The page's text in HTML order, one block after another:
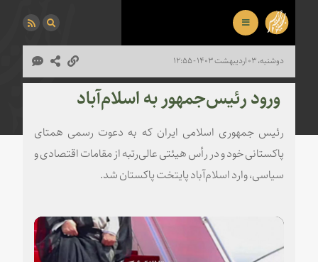
دوشنبه، ۰۳ اردیبهشت ۱۴۰۳ - ۱۲:۵۵
‌‌ ورود رئیس‌جمهور به اسلام‌آباد
رئیس جمهوری اسلامی ایران که به دعوت رسمی همتای
پاکستانی خود و در رأس هیئتی عالی‌رتبه از مقامات اقتصادی و
سیاسی، وارد اسلام‌آباد پایتخت پاکستان شد.